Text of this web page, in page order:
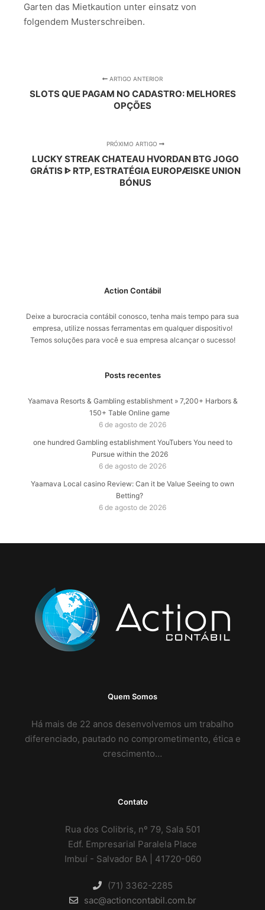
Garten das Mietkaution unter einsatz von
folgendem Musterschreiben.
ARTIGO ANTERIOR
SLOTS QUE PAGAM NO CADASTRO: MELHORES
OPÇÕES
PRÓXIMO ARTIGO
LUCKY STREAK CHATEAU HVORDAN BTG JOGO
GRÁTIS ᐈ RTP, ESTRATÉGIA EUROPÆISKE UNION
BÓNUS
Action Contábil
Deixe a burocracia contábil conosco, tenha mais tempo para sua
empresa, utilize nossas ferramentas em qualquer dispositivo!
Temos soluções para você e sua empresa alcançar o sucesso!
Posts recentes
Yaamava Resorts & Gambling establishment » 7,200+ Harbors &
150+ Table Online game
6 de agosto de 2026
one hundred Gambling establishment YouTubers You need to
Pursue within the 2026
6 de agosto de 2026
Yaamava Local casino Review: Can it be Value Seeing to own
Betting?
6 de agosto de 2026
Quem Somos
Há mais de 22 anos desenvolvemos um trabalho
diferenciado, pautado no comprometimento, ética e
crescimento…
Contato
Rua dos Colibris, nº 79, Sala 501
Edf. Empresarial Paralela Place
Imbuí - Salvador BA | 41720-060
(71) 3362-2285
sac@actioncontabil.com.br